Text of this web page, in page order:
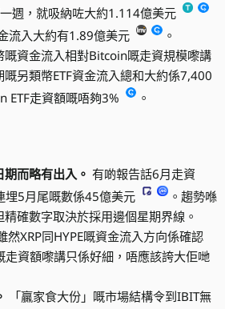
週，就吸納咗大約1.114億美元
流入大約有1.89億美元
。
嘅資金流入相對Bitcoin嘅走資規模嚟講
另類幣ETF資金流入總和大約係7,400
ETF走資額嘅唔夠3%
。
而略有出入。 有啲報告話6月走資
埋5月尾嘅數係45億美元
。趨勢喺
確數字取決於採用邊個星期界線。
然XRP同HYPE嘅資金流入方向係確認
走資額嚟講只係好細，唔應該誇大佢哋
「贏家食大份」嘅市場結構令到IBIT無